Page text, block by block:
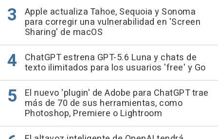
Apple actualiza Tahoe, Sequoia y Sonoma
para corregir una vulnerabilidad en 'Screen
Sharing' de macOS
ChatGPT estrena GPT-5.6 Luna y chats de
texto ilimitados para los usuarios 'free' y Go
El nuevo 'plugin' de Adobe para ChatGPT trae
más de 70 de sus herramientas, como
Photoshop, Premiere o Lightroom